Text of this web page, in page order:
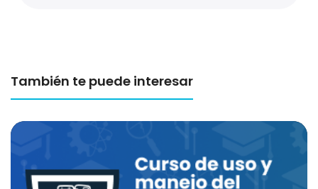
También te puede interesar